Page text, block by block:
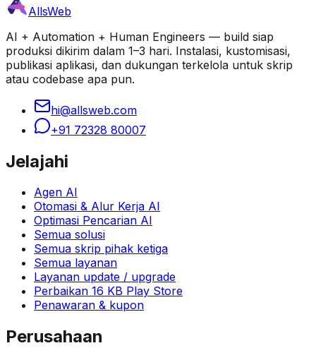
AllsWeb
AI + Automation + Human Engineers — build siap
produksi dikirim dalam 1–3 hari. Instalasi, kustomisasi,
publikasi aplikasi, dan dukungan terkelola untuk skrip
atau codebase apa pun.
hi@allsweb.com
+91 72328 80007
Jelajahi
Agen AI
Otomasi & Alur Kerja AI
Optimasi Pencarian AI
Semua solusi
Semua skrip pihak ketiga
Semua layanan
Layanan update / upgrade
Perbaikan 16 KB Play Store
Penawaran & kupon
Perusahaan